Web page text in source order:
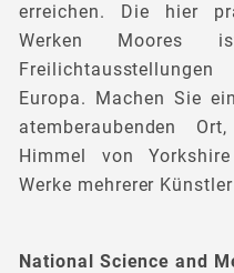
erreichen. Die hier
Werken Moores
Europa. Machen Sie
atemberaubenden
Himmel von
Werke mehrerer
National Science and